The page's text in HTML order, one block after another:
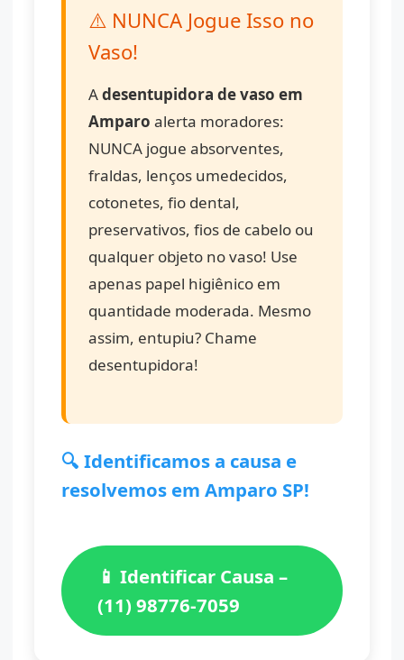
⚠️ NUNCA Jogue Isso no
Vaso!
Adesentupidora de vaso em
Amparo alerta moradores:
NUNCA jogue absorventes,
fraldas, lenços umedecidos,
cotonetes, fio dental,
preservativos, fios de cabelo ou
qualquer objeto no vaso! Use
apenas papel higiênico em
quantidade moderada. Mesmo
assim, entupiu? Chame
desentupidora!
🔍 Identificamos a causa e
resolvemos em Amparo SP!
📱 Identificar Causa –
(11) 98776-7059